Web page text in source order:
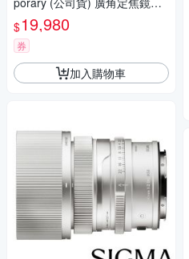
全片幅無反微單眼鏡頭 i系列
$19,980
券
加入購物車